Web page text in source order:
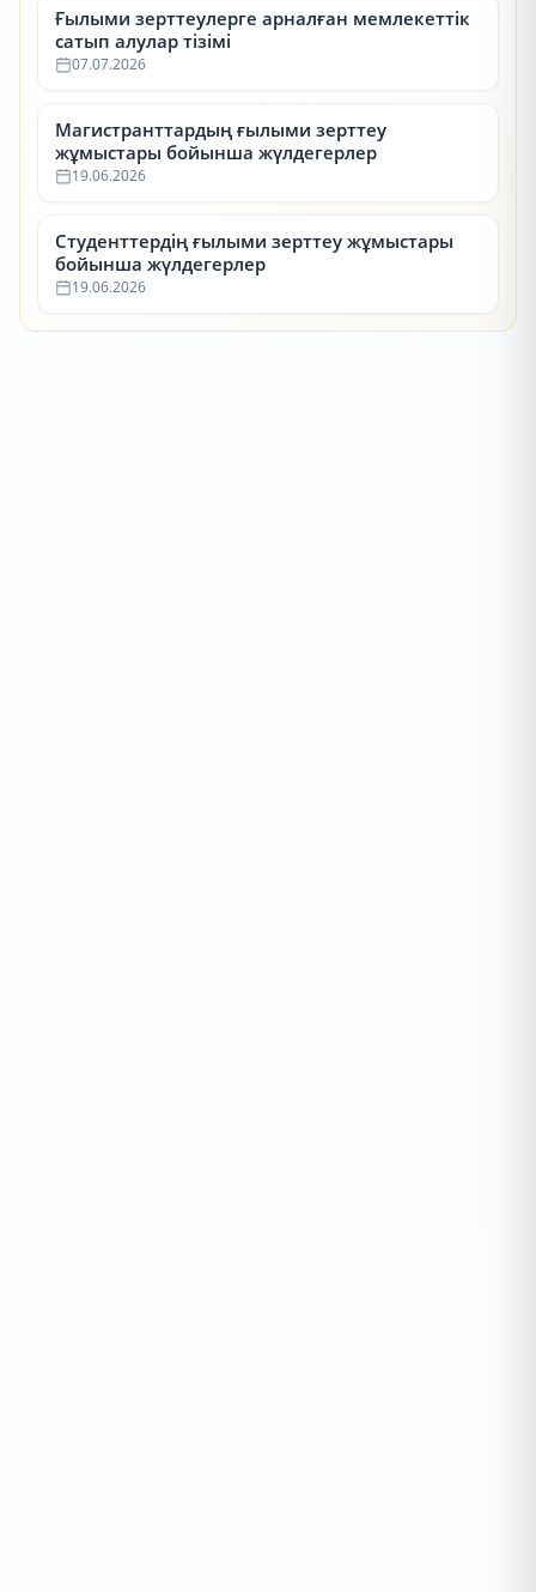
Ғылыми зерттеулерге арналған мемлекеттік
сатып алулар тізімі
07.07.2026
Магистранттардың ғылыми зерттеу
жұмыстары бойынша жүлдегерлер
19.06.2026
Студенттердің ғылыми зерттеу жұмыстары
бойынша жүлдегерлер
19.06.2026